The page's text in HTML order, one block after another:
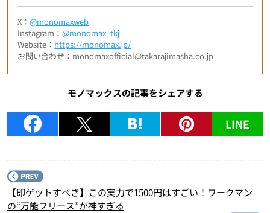
X：@monomaxweb
Instagram：@monomax_tkj
Website： https://monomax.jp/
お問い合わせ：monomaxofficial@takarajimasha.co.jp
モノマックスの記事をシェアする
LINE
【即ゲットすべき】この実力で1500円はすごい！ワークマン
の“万能フリース”が神すぎる